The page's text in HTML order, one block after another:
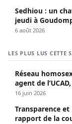
Sedhiou : un
jeudi à
6 août 2026
LES PLUS LUS CETTE
Réseau
agent de
propagé le VIH
16 juin 2026
Transparence
rapport de la